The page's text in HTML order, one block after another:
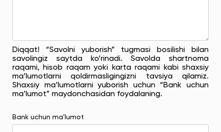
Diqqat! “Savolni yuborish” tugmasi bosilishi bilan
savolingiz saytda ko’rinadi. Savolda shartnoma
raqami, hisob raqam yoki karta raqami kabi shaxsiy
ma’lumotlarni qoldirmasligingizni tavsiya qilamiz.
Shaxsiy ma’lumotlarni yuborish uchun “Bank uchun
ma’lumot” maydonchasidan foydalaning.
Bank uchun ma'lumot